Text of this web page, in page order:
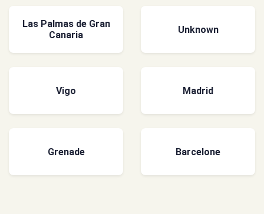
Las Palmas de Gran
Canaria
Unknown
Vigo Madrid
Grenade Barcelone